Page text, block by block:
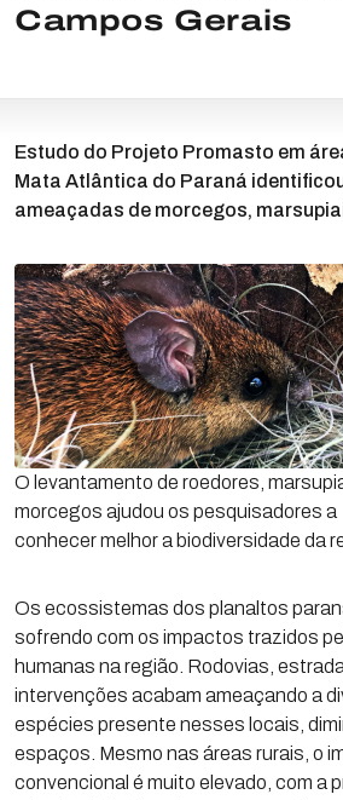
Campos Gerais
Estudo do Projeto Promasto em
Mata Atlântica do Paraná
ameaçadas de morcegos,
O levantamento de roedores,
morcegos ajudou os pesquisadores a
conhecer melhor a biodiversidade da
Os ecossistemas dos planaltos
sofrendo com os impactos trazidos
humanas na região. Rodovias,
intervenções acabam ameaçando a
espécies presente nesses locais,
espaços. Mesmo nas áreas rurais, o
convencional é muito elevado, com a